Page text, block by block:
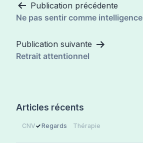
Navigation
l’article
Publication précédente
Ne pas sentir comme intelligence
Publication suivante
Retrait attentionnel
Articles récents
CNV Regards Thérapie